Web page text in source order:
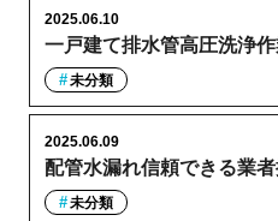
一戸建て排水管高圧洗浄
2025.06.10
未分類
配管水漏れ信頼できる業
2025.06.09
未分類